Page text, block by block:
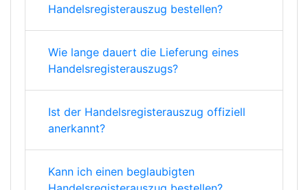
Handelsregisterauszug bestellen?
Wie lange dauert die Lieferung eines
Handelsregisterauszugs?
Ist der Handelsregisterauszug offiziell
anerkannt?
Kann ich einen beglaubigten